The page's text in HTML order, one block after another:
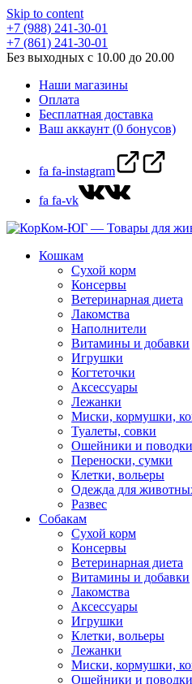
Skip to content
+7 (988) 241-30-01
+7 (861) 241-30-01
Без выходных с 10.00 до 20.00
Наши магазины
Оплата
Бесплатная доставка
Ваш аккаунт (0 бонусов)
fa fa-instagram
fa fa-vk
Кошкам
Сухой корм
Консервы
Ветеринарная диета
Лакомства
Наполнители
Витамины и добавки
Игрушки
Когтеточки
Аксессуары
Лежанки
Миски, кормушки,
Туалеты, совки
Ошейники и
Переноски, сумки
Клетки, вольеры
Одежда для
Развес
Собакам
Сухой корм
Консервы
Ветеринарная диета
Витамины и добавки
Лакомства
Аксессуары
Игрушки
Клетки, вольеры
Лежанки
Миски, кормушки,
Ошейники и